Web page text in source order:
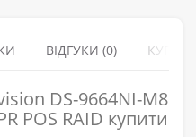
ВІДГУКИ (0)
DS-9664NI-M8
POS RAID купити